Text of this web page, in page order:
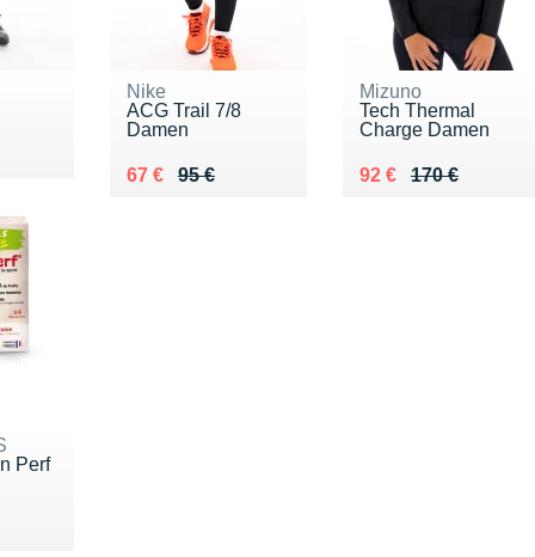
Nike
ACG Trail 7/8
Damen
95 €
Au lieu de 95 €
67 €
Vendu 67 €
Mizuno
Tech Thermal
Charge Damen
170 €
Au lieu de 170 €
92 €
Vendu 92 €
Perf